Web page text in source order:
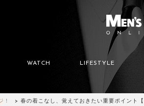
WATCH LIFESTYLE
！ 春の着こなし、覚えておきたい重要ポイント